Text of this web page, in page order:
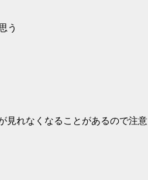
う
見れなくなることがあるので注意